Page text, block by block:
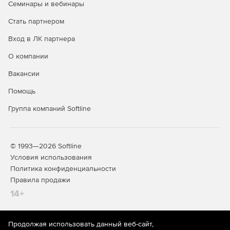
фильтрует входящий и исходящий интернет-трафик
средства контроля доступа на базе политик.
сканер поддерживает белые списки и тем самым
Процесс сканирования практически не влияет на
режиме автоматически определяется, когда ноутбук
Управление исправлениями. Решение позволяет
управлять критическими исправлениями eScan
MicroWorld и Microsoft для установки новейших патчей
на всех клиентах в сети.
настраивать блокировку определенных приложений,
занося их в белый список и задавая временные
Семинары и вебинары
Стать партнером
Вход в ЛК партнера
О компании
Вакансии
Помощь
Группа компаний Softline
© 1993—2026 Softline
Условия использования
Политика конфиденциальности
Правила продажи
14+
Продолжая использовать данный веб-сайт,